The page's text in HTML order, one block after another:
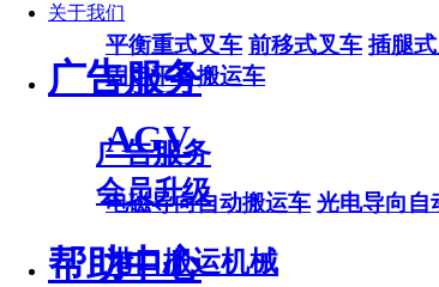
关于我们
广告服务
广告服务
会员升级
帮助中心
平衡重式叉车 前移式叉车 插腿
固定平台搬运车
AGV
电磁导向自动搬运车 光电导向自
港口搬运机械